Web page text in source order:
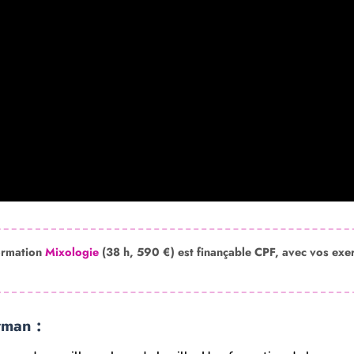
Mixologie (38 h, 590 €) est finançable CPF, avec vos
: